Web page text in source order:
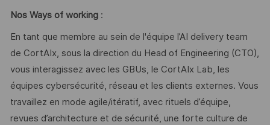
Nos Ways of working:
En tant que membre au sein de l'équipe l’AI delivery team
de CortAIx, sous la direction du Head of Engineering (CTO),
vous interagissez avec les GBUs, le CortAIx Lab, les
équipes cybersécurité, réseau et les clients externes. Vous
travaillez en mode agile/itératif, avec rituels d’équipe,
revues d’architecture et de sécurité, une forte culture de